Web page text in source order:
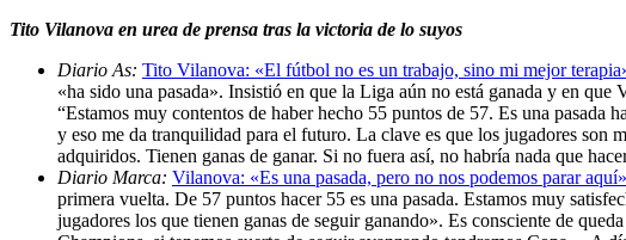
Tito Vilanova en urea de prensa tras la victoria de lo suyos
Diario As: Tito Vilanova: «El fútbol no es un trabajo, sino mi mejor
«ha sido una pasada». Insistió en que la Liga aún no está ganada y en
“Estamos muy contentos de haber hecho 55 puntos de 57. Es una
y eso me da tranquilidad para el futuro. La clave es que los jugadores son
adquiridos. Tienen ganas de ganar. Si no fuera así, no habría nada que
Diario Marca: Vilanova: «Es una pasada, pero no nos podemos parar aquí»
primera vuelta. De 57 puntos hacer 55 es una pasada. Estamos muy
jugadores los que tienen ganas de seguir ganando». Es consciente de